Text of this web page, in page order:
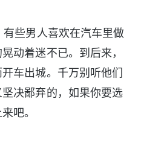
些男人喜欢在汽车里做
动着迷不已。到后来，
车出城。千万别听他们
决鄙弃的，如果你要选
吧。